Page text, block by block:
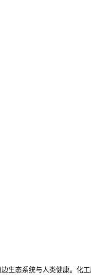
生态系统与人类健康。化